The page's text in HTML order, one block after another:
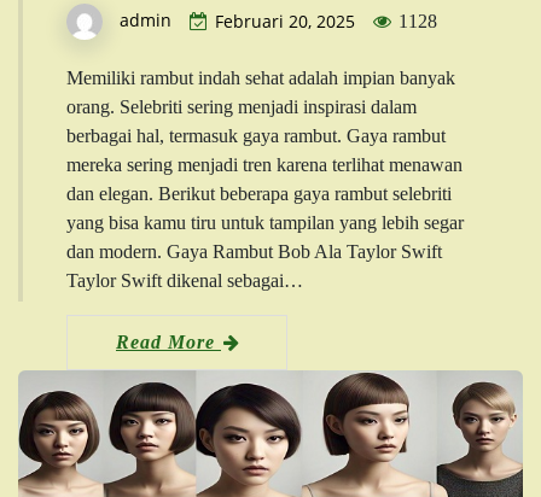
admin Februari 20, 2025 1128
Memiliki rambut indah sehat adalah impian banyak
orang. Selebriti sering menjadi inspirasi dalam
berbagai hal, termasuk gaya rambut. Gaya rambut
mereka sering menjadi tren karena terlihat menawan
dan elegan. Berikut beberapa gaya rambut selebriti
yang bisa kamu tiru untuk tampilan yang lebih segar
dan modern. Gaya Rambut Bob Ala Taylor Swift
Taylor Swift dikenal sebagai…
Read More